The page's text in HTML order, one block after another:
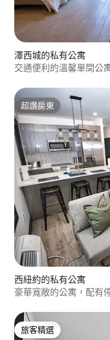
澤西城的私有公寓
交通便利的溫馨單間公
超讚房東
超讚房東
西紐約的私有公寓
豪華寬敞的公寓，配有
旅客精選
旅客精選